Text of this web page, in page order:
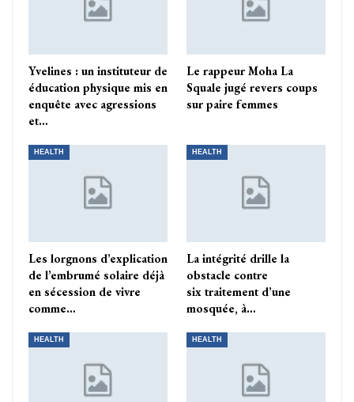
Yvelines : un instituteur de
éducation physique mis en
enquête avec agressions
et…
Le rappeur Moha La
Squale jugé revers coups
sur paire femmes
HEALTH
Les lorgnons d’explication
de l’embrumé solaire déjà
en sécession de vivre
comme…
HEALTH
La intégrité drille la
obstacle contre
six traitement d’une
mosquée, à…
HEALTH HEALTH